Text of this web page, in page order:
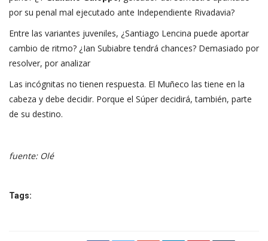
por su penal mal ejecutado ante Independiente Rivadavia?
Entre las variantes juveniles, ¿Santiago Lencina puede aportar
cambio de ritmo? ¿Ian Subiabre tendrá chances? Demasiado por
resolver, por analizar
Las incógnitas no tienen respuesta. El Muñeco las tiene en la
cabeza y debe decidir. Porque el Súper decidirá, también, parte
de su destino.
fuente: Olé
Tags: